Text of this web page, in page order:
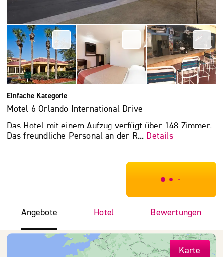
Einfache Kategorie
Motel 6 Orlando International Drive
Das Hotel mit einem Aufzug verfügt über 148 Zimmer.
Das freundliche Personal an der R... Details
***************
Angebote Hotel Bewertungen
Karte